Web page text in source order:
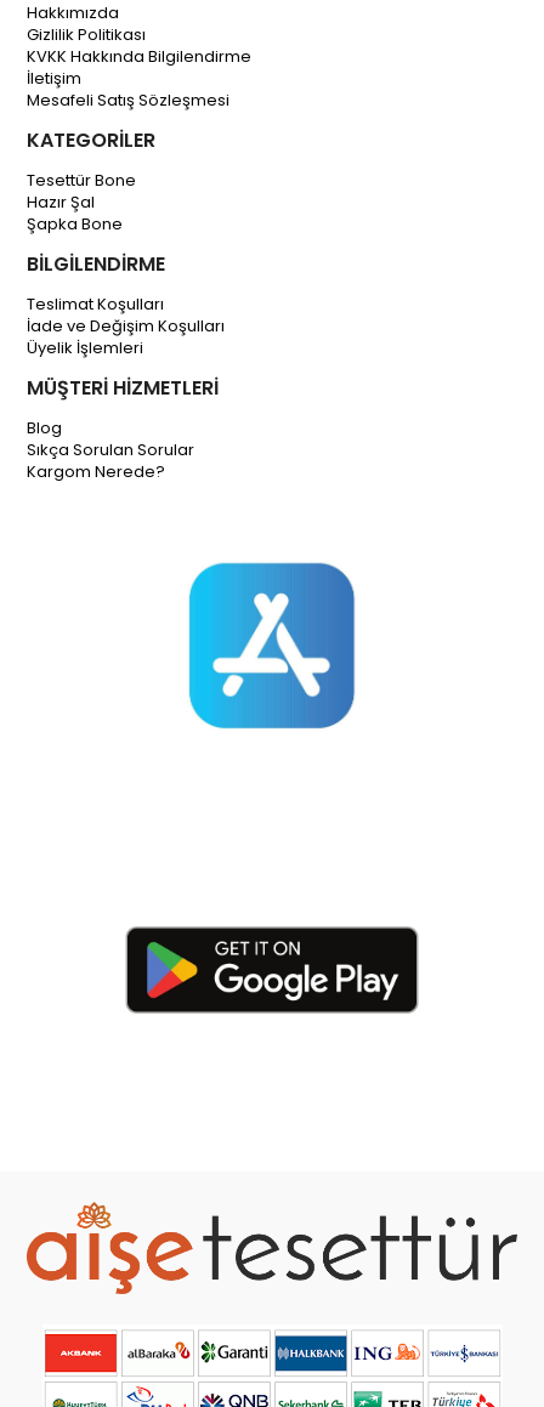
Hakkımızda
Gizlilik Politikası
KVKK Hakkında Bilgilendirme
İletişim
Mesafeli Satış Sözleşmesi
KATEGORİLER
Tesettür Bone
Hazır Şal
Şapka Bone
BİLGİLENDİRME
Teslimat Koşulları
İade ve Değişim Koşulları
Üyelik İşlemleri
MÜŞTERİ HİZMETLERİ
Blog
Sıkça Sorulan Sorular
Kargom Nerede?